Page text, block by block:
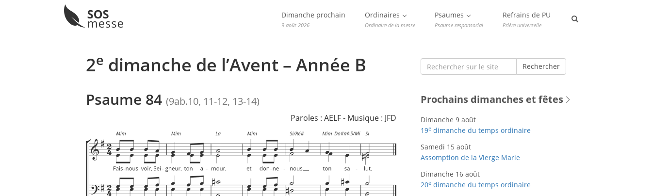
Menu Dimanche prochain
9 août 2026
Ordinaires
Ordinaire de la messe
Psaumes
Psaume responsorial
Refrains de PU
Prière universelle
2e dimanche de l’Avent – Année B
Psaume 84 (9ab.10, 11-12, 13-14)
Paroles : AELF - Musique : JFD
Search
for:
Rechercher
Prochains dimanches et fêtes
Dimanche 9 août
19e dimanche du temps ordinaire
Samedi 15 août
Assomption de la Vierge Marie
Dimanche 16 août
20e dimanche du temps ordinaire